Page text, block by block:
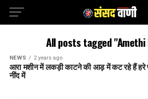
All posts tagged
NEWS 2 years ago
आरा मशीन में लकड़ी काटने की आड़ में कट रहे हैं हरे
नींद में